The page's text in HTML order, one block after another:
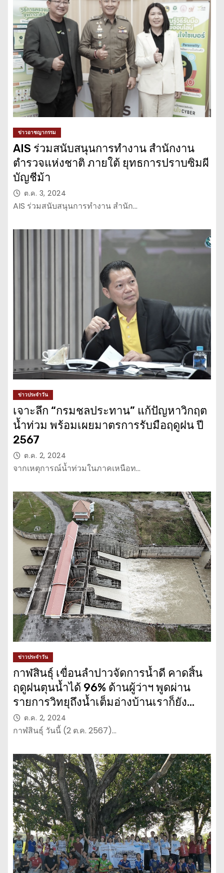
ข่าวอาชญากรรม
AIS ร่วมสนับสนุนการทำงาน สำนักงาน
ตำรวจแห่งชาติ ภายใต้ ยุทธการปราบซิมผี
บัญชีม้า
ต.ค. 3, 2024
AIS ร่วมสนับสนุนการทำงาน สำนัก…
ข่าวประจำวัน
เจาะลึก “กรมชลประทาน” แก้ปัญหาวิกฤต
น้ำท่วม พร้อมเผยมาตรการรับมือฤดูฝน ปี
2567
ต.ค. 2, 2024
จากเหตุการณ์น้ำท่วมในภาคเหนือท…
ข่าวประจำวัน
กาฬสินธุ์ เขื่อนลำปาวจัดการน้ำดี คาดสิ้น
ฤดูฝนตุนน้ำได้ 96% ด้านผู้ว่าฯ พูดผ่าน
รายการวิทยุถึงน้ำเต็มอ่างบ้านเราก็ยัง
ประสบภัยแล้ง
ต.ค. 2, 2024
กาฬสินธุ์ วันนี้ (2 ต.ค. 2567)…